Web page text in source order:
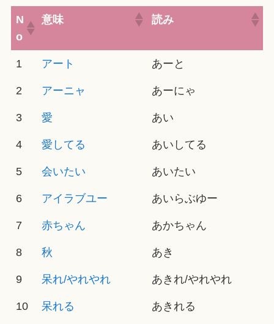
N
o
意味 読み
1 アート あーと
2 アーニャ あーにゃ
3 愛 あい
4 愛してる あいしてる
5 会いたい あいたい
6 アイラブユー あいらぶゆー
7 赤ちゃん あかちゃん
8 秋 あき
9 呆れ/やれやれ あきれ/やれやれ
10 呆れる あきれる